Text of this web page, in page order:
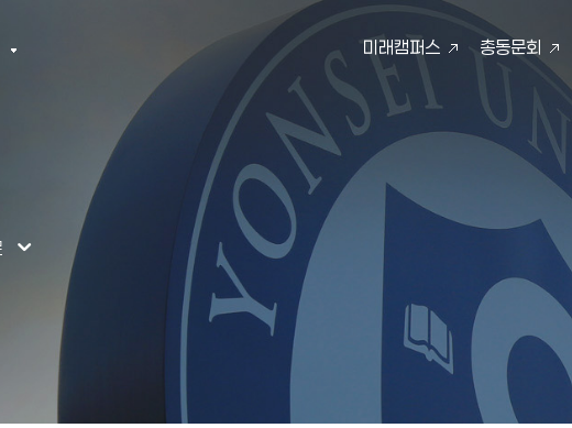
미래캠퍼스 총동문회
통합검색